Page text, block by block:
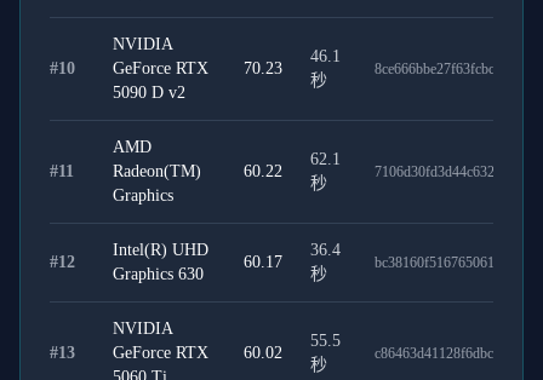
#10
NVIDIA
GeForce RTX
5090 D v2
70.23
46.1
秒
8ce666bbe27f63fcbc5b
#11
AMD
Radeon(TM)
Graphics
60.22
62.1
秒
7106d30fd3d44c6329e8
#12
Intel(R) UHD
Graphics 630
60.17
36.4
秒
bc38160f516765061de9
#13
NVIDIA
GeForce RTX
60.02
55.5
秒
c86463d41128f6dbcc9e